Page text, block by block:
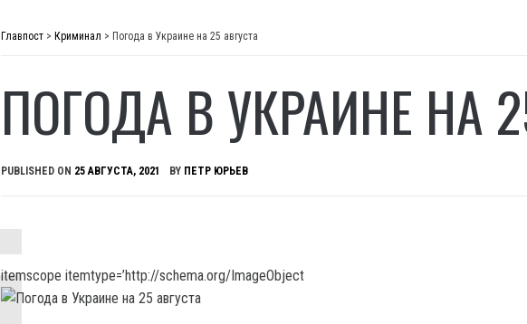
Главпост > Криминал > Погода в Украине на 25 августа
ПОГОДА В УКРАИНЕ НА
PUBLISHED ON 25 АВГУСТА, 2021 BY ПЕТР ЮРЬЕВ
itemscope itemtype=’http://schema.org/ImageObject